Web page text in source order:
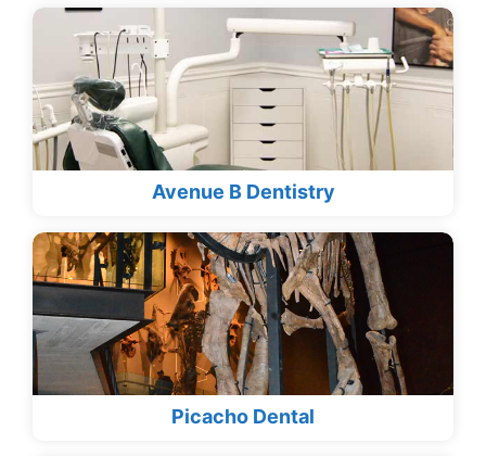
Avenue B Dentistry
Picacho Dental